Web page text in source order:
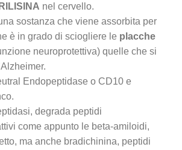
nel cervello.
sostanza che viene assorbita per
è in grado di sciogliere le placche
neuroprotettiva) quelle che si
Endopeptidase o CD10 e
degrada peptidi
come appunto le beta-amiloidi,
ma anche bradichinina, peptidi